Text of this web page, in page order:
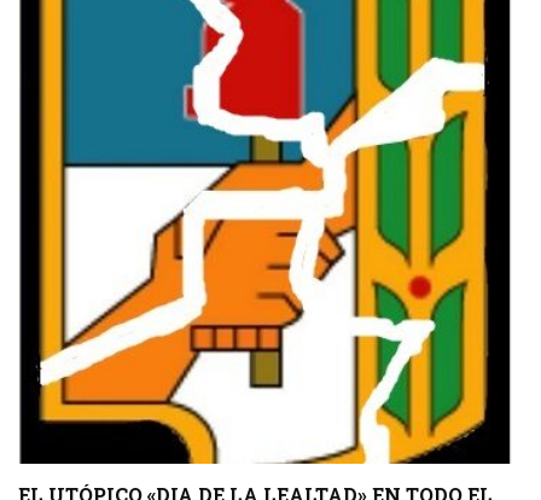
EL UTÓPICO «DIA DE LA LEALTAD» EN TODO EL